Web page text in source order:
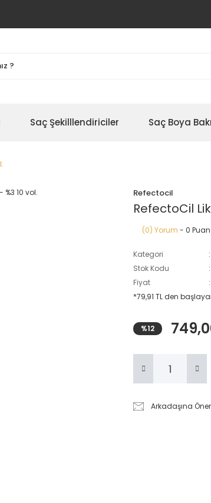
Saç Şekilllendiriciler Saç Boya
Refectocil
RefectoCil
(0) Yorum - 0 Puan
Kategori
Stok Kodu
Fiyat
*79,91 TL den
%12
Arkadaşına Öner